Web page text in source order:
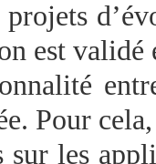
est validé
Pour
sur les